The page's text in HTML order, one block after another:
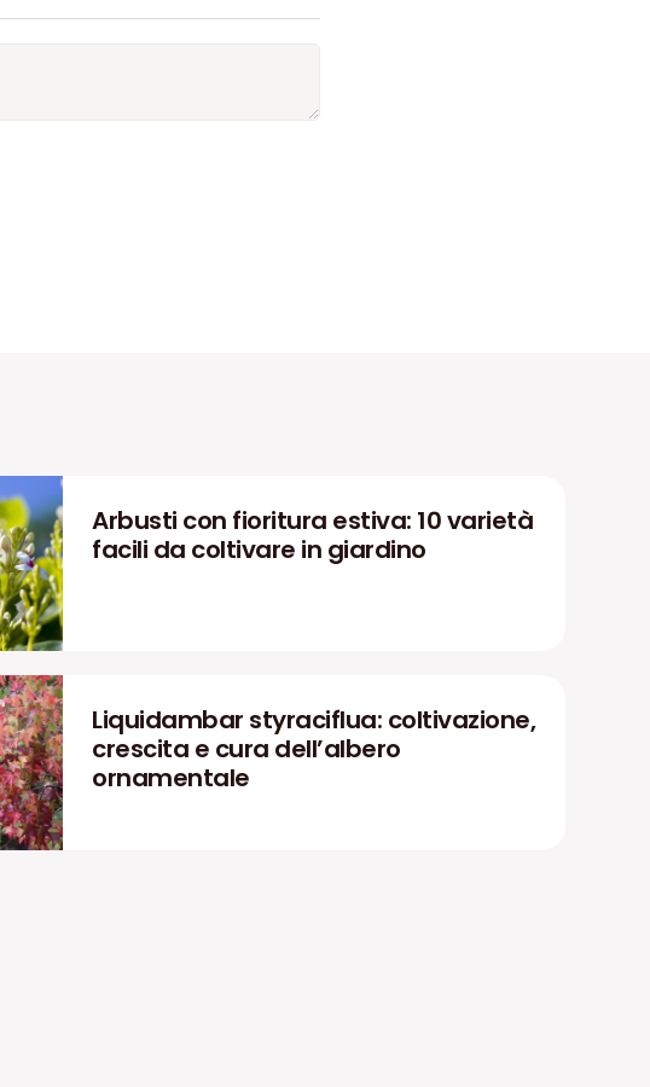
Arbusti con fioritura estiva: 10 varietà
facili da coltivare in giardino
Liquidambar styraciflua: coltivazione,
crescita e cura dell’albero
ornamentale